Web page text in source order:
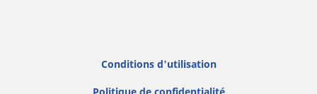
Conditions d'utilisation